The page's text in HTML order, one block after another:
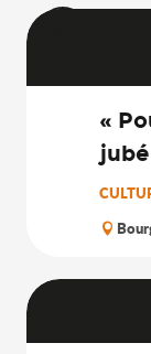
«
jubé